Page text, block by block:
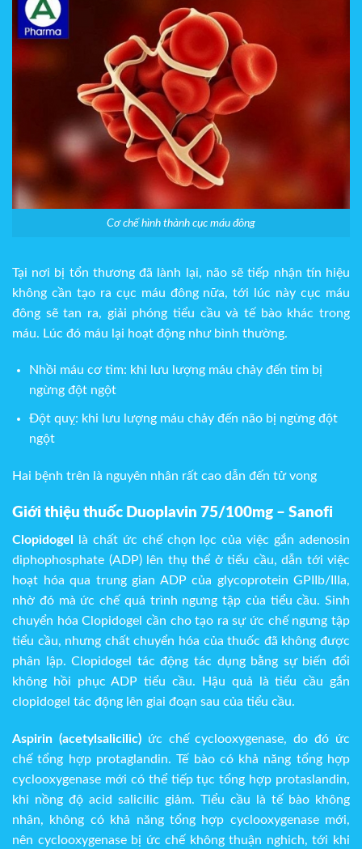
Cơ chế hình thành cục máu đông
Tại nơi bị tổn thương đã lành lại, não sẽ tiếp nhận tín hiệu
không cần tạo ra cục máu đông nữa, tới lúc này cục máu
đông sẽ tan ra, giải phóng tiểu cầu và tế bào khác trong
máu. Lúc đó máu lại hoạt động như bình thường.
Nhồi máu cơ tim: khi lưu lượng máu chảy đến tim bị
ngừng đột ngột
Đột quỵ: khi lưu lượng máu chảy đến não bị ngừng đột
ngột
Hai bệnh trên là nguyên nhân rất cao dẫn đến tử vong
Giới thiệu thuốc Duoplavin 75/100mg – Sanofi
Clopidogel
là chất ức chế chọn lọc của việc gắn adenosin
diphophosphate (ADP) lên thụ thể ở tiểu cầu, dẫn tới việc
hoạt hóa qua trung gian ADP của glycoprotein GPIIb/IIIa,
nhờ đó mà ức chế quá trình ngưng tập của tiểu cầu. Sinh
chuyển hóa Clopidogel cần cho tạo ra sự ức chế ngưng tập
tiểu cầu, nhưng chất chuyển hóa của thuốc đã không được
phân lập. Clopidogel tác động tác dụng bằng sự biến đổi
không hồi phục ADP tiểu cầu. Hậu quả là tiểu cầu gắn
clopidogel tác động lên giai đoạn sau của tiểu cầu.
Aspirin (acetylsalicilic)ức chế cyclooxygenase, do đó ức
chế tổng hợp protaglandin. Tế bào có khả năng tổng hợp
cyclooxygenase mới có thể tiếp tục tổng hợp protaslandin,
khi nồng độ acid salicilic giảm. Tiểu cầu là tế bào không
nhân, không có khả năng tổng hợp cyclooxygenase mới,
nên cyclooxygenase bị ức chế không thuận nghich, tới khi